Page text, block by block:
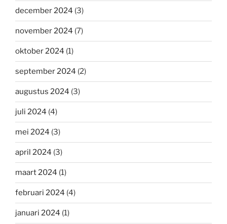
december 2024 (3)
november 2024 (7)
oktober 2024 (1)
september 2024 (2)
augustus 2024 (3)
juli 2024 (4)
mei 2024 (3)
april 2024 (3)
maart 2024 (1)
februari 2024 (4)
januari 2024 (1)